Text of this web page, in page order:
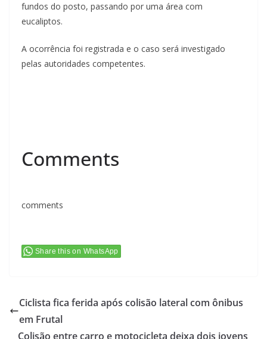
fundos do posto, passando por uma área com
eucaliptos.
A ocorrência foi registrada e o caso será investigado
pelas autoridades competentes.
Comments
comments
Share this on WhatsApp
Ciclista fica ferida após colisão lateral com ônibus
em Frutal
Colisão entre carro e motocicleta deixa dois jovens